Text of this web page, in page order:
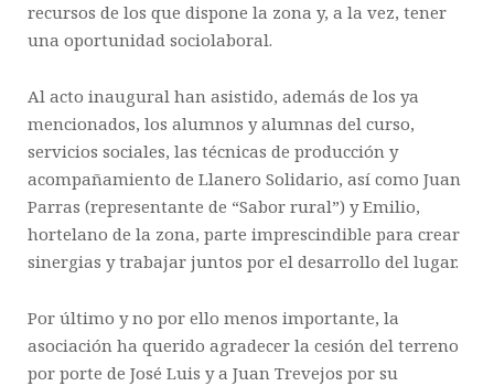
recursos de los que dispone la zona y, a la vez, tener
una oportunidad sociolaboral.
Al acto inaugural han asistido, además de los ya
mencionados, los alumnos y alumnas del curso,
servicios sociales, las técnicas de producción y
acompañamiento de Llanero Solidario, así como Juan
Parras (representante de “Sabor rural”) y Emilio,
hortelano de la zona, parte imprescindible para crear
sinergias y trabajar juntos por el desarrollo del lugar.
Por último y no por ello menos importante, la
asociación ha querido agradecer la cesión del terreno
por porte de José Luis y a Juan Trevejos por su